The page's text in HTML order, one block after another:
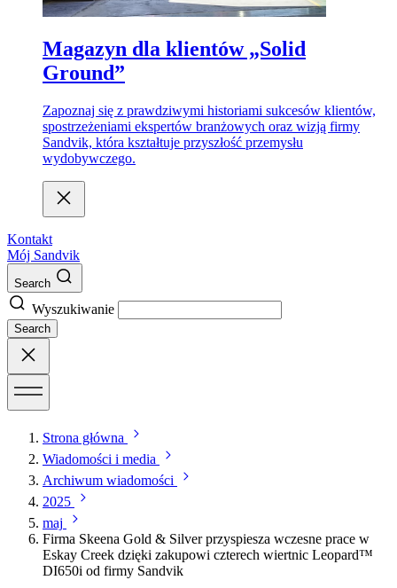
Magazyn dla klientów „Solid
Ground”
Zapoznaj się z prawdziwymi historiami sukcesów klientów,
spostrzeżeniami ekspertów branżowych oraz wizją firmy
Sandvik, która kształtuje przyszłość przemysłu
wydobywczego.
Kontakt
Mój Sandvik
Search
Wyszukiwanie
Search
Strona główna
Wiadomości i media
Archiwum wiadomości
2025
maj
Firma Skeena Gold & Silver przyspiesza wczesne prace w
Eskay Creek dzięki zakupowi czterech wiertnic Leopard™
DI650i od firmy Sandvik